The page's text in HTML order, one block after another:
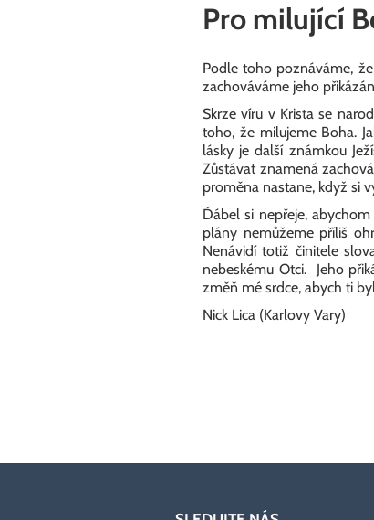
Pro milující
Podle toho poznáváme,
zachováváme jeho
Skrze víru v Krista se
toho, že milujeme Boha.
lásky je další známkou
Zůstávat znamená
proměna nastane, když si
Ďábel si nepřeje,
plány nemůžeme příliš
Nenávidí totiž činitele
nebeskému Otci. Jeho
změň mé srdce, abych ti
Nick Lica (Karlovy Vary)